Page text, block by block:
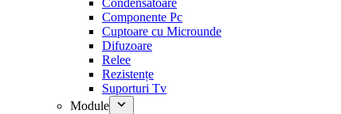
Condensatoare
Componente Pc
Cuptoare cu Microunde
Difuzoare
Relee
Rezistențe
Suporturi Tv
Module